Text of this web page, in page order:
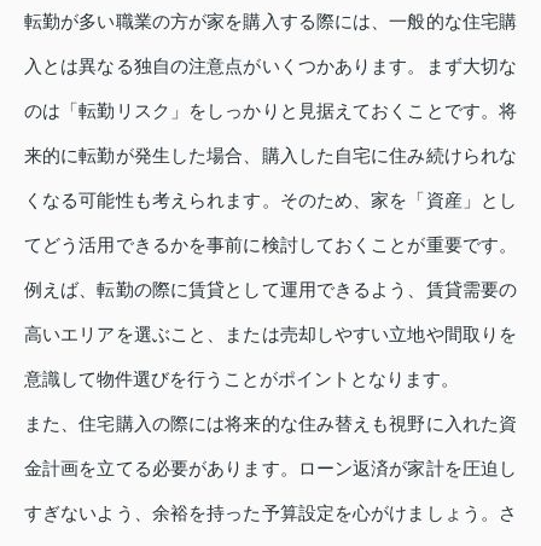
転勤が多い職業の方が家を購入する際には、一般的な住宅購
入とは異なる独自の注意点がいくつかあります。まず大切な
のは「転勤リスク」をしっかりと見据えておくことです。将
来的に転勤が発生した場合、購入した自宅に住み続けられな
くなる可能性も考えられます。そのため、家を「資産」とし
てどう活用できるかを事前に検討しておくことが重要です。
例えば、転勤の際に賃貸として運用できるよう、賃貸需要の
高いエリアを選ぶこと、または売却しやすい立地や間取りを
意識して物件選びを行うことがポイントとなります。
また、住宅購入の際には将来的な住み替えも視野に入れた資
金計画を立てる必要があります。ローン返済が家計を圧迫し
すぎないよう、余裕を持った予算設定を心がけましょう。さ